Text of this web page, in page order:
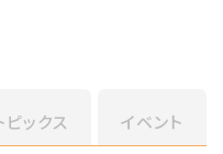
ピックス イベント